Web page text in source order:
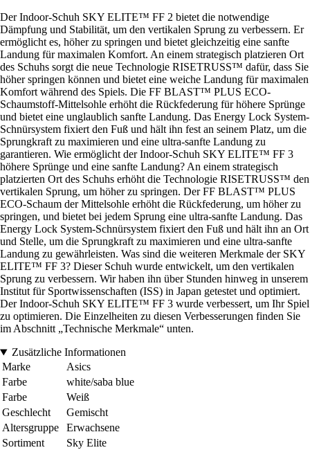
Der Indoor-Schuh SKY ELITE™ FF 2 bietet die notwendige
Dämpfung und Stabilität, um den vertikalen Sprung zu verbessern. Er
ermöglicht es, höher zu springen und bietet gleichzeitig eine sanfte
Landung für maximalen Komfort. An einem strategisch platzieren Ort
des Schuhs sorgt die neue Technologie RISETRUSS™ dafür, dass Sie
höher springen können und bietet eine weiche Landung für maximalen
Komfort während des Spiels. Die FF BLAST™ PLUS ECO-
Schaumstoff-Mittelsohle erhöht die Rückfederung für höhere Sprünge
und bietet eine unglaublich sanfte Landung. Das Energy Lock System-
Schnürsystem fixiert den Fuß und hält ihn fest an seinem Platz, um die
Sprungkraft zu maximieren und eine ultra-sanfte Landung zu
garantieren. Wie ermöglicht der Indoor-Schuh SKY ELITE™ FF 3
höhere Sprünge und eine sanfte Landung? An einem strategisch
platzierten Ort des Schuhs erhöht die Technologie RISETRUSS™ den
vertikalen Sprung, um höher zu springen. Der FF BLAST™ PLUS
ECO-Schaum der Mittelsohle erhöht die Rückfederung, um höher zu
springen, und bietet bei jedem Sprung eine ultra-sanfte Landung. Das
Energy Lock System-Schnürsystem fixiert den Fuß und hält ihn an Ort
und Stelle, um die Sprungkraft zu maximieren und eine ultra-sanfte
Landung zu gewährleisten. Was sind die weiteren Merkmale der SKY
ELITE™ FF 3? Dieser Schuh wurde entwickelt, um den vertikalen
Sprung zu verbessern. Wir haben ihn über Stunden hinweg in unserem
Institut für Sportwissenschaften (ISS) in Japan getestet und optimiert.
Der Indoor-Schuh SKY ELITE™ FF 3 wurde verbessert, um Ihr Spiel
zu optimieren. Die Einzelheiten zu diesen Verbesserungen finden Sie
im Abschnitt „Technische Merkmale“ unten.
Zusätzliche Informationen
Marke
Asics
Farbe
white/saba blue
Farbe
Weiß
Geschlecht
Gemischt
Altersgruppe
Erwachsene
Sortiment
Sky Elite